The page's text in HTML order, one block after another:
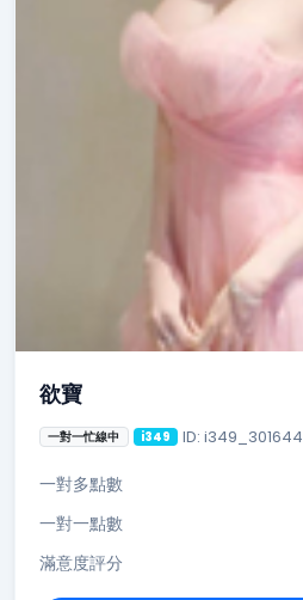
欲寶
一對一忙線中 i349 ID: i349_301644
一對多點數
一對一點數
滿意度評分